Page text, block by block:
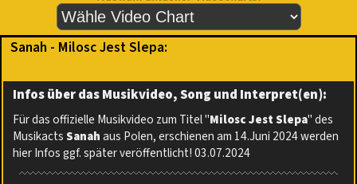
Sanah - Milosc Jest Slepa:
Infos über das Musikvideo, Song und Interpret(en):
Für das offizielle Musikvideo zum Titel "Milosc Jest Slepa" des
MusikactsSanahaus Polen, erschienen am 14.Juni 2024 werden
hier Infos ggf. später veröffentlicht! 03.07.2024